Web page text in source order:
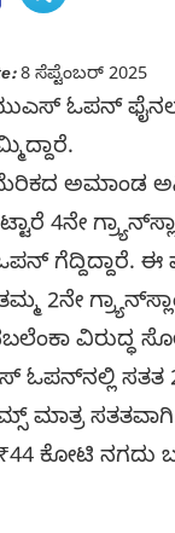
8 ಸೆಪ್ಟೆಂಬರ್ 2025
ಓಪನ್‌
ಅಮಾಂಡ
4ನೇ
ಗೆದ್ದಿದ್ದಾರೆ.
ವಿರುದ್ಧ
ಸತತ
ಸತತವಾಗಿ
ಕೋಟಿ ನಗದು